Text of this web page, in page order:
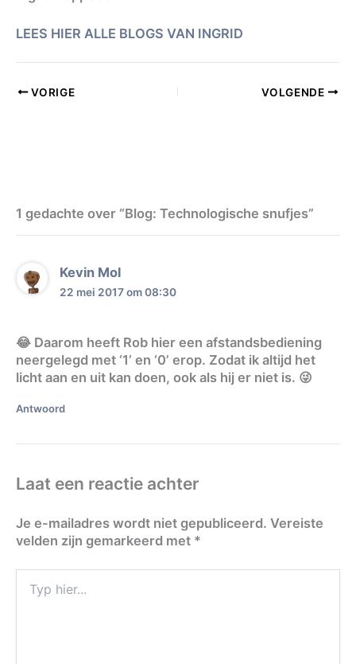
LEES HIER ALLE BLOGS VAN INGRID
VORIGE VOLGENDE
1 gedachte over “Blog: Technologische snufjes”
Kevin Mol
22 mei 2017 om 08:30
😂 Daarom heeft Rob hier een afstandsbediening
neergelegd met ‘1’ en ‘0’ erop. Zodat ik altijd het
licht aan en uit kan doen, ook als hij er niet is. 😜
Antwoord
Laat een reactie achter
Je e-mailadres wordt niet gepubliceerd. Vereiste
velden zijn gemarkeerd met *
hier...